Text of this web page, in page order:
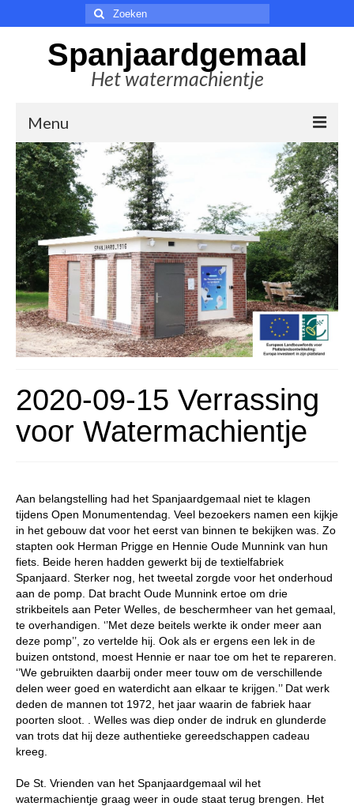
Zoeken
naar:
Spanjaardgemaal
Het watermachientje
Menu
Welkom
De stichting
Nieuws
In de media
Educatie
Sponsoren
Vrienden
2020-09-15 Verrassing
voor Watermachientje
Aan belangstelling had het Spanjaardgemaal niet te klagen
tijdens Open Monumentendag. Veel bezoekers namen een kijkje
in het gebouw dat voor het eerst van binnen te bekijken was. Zo
stapten ook Herman Prigge en Hennie Oude Munnink van hun
fiets. Beide heren hadden gewerkt bij de textielfabriek
Spanjaard. Sterker nog, het tweetal zorgde voor het onderhoud
aan de pomp. Dat bracht Oude Munnink ertoe om drie
strikbeitels aan Peter Welles, de beschermheer van het gemaal,
te overhandigen. ‘’Met deze beitels werkte ik onder meer aan
deze pomp’’, zo vertelde hij. Ook als er ergens een lek in de
buizen ontstond, moest Hennie er naar toe om het te repareren.
‘’We gebruikten daarbij onder meer touw om de verschillende
delen weer goed en waterdicht aan elkaar te krijgen.’’ Dat werk
deden de mannen tot 1972, het jaar waarin de fabriek haar
poorten sloot. . Welles was diep onder de indruk en glunderde
van trots dat hij deze authentieke gereedschappen cadeau
kreeg.
De St. Vrienden van het Spanjaardgemaal wil het
watermachientje graag weer in oude staat terug brengen. Het